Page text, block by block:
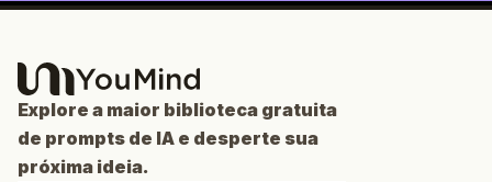
Explore a maior biblioteca gratuita
de prompts de IA e desperte sua
próxima ideia.